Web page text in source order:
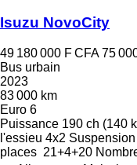
Isuzu NovoCity
49 180 000 F CFA 75
Bus urbain
2023
83 000 km
Euro 6
Puissance 190 ch (140
l'essieu 4x2 Suspension
places 21+4+20